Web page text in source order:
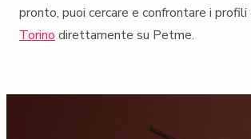
pronto, puoi cercare e confrontare i profili
Torino direttamente su Petme.